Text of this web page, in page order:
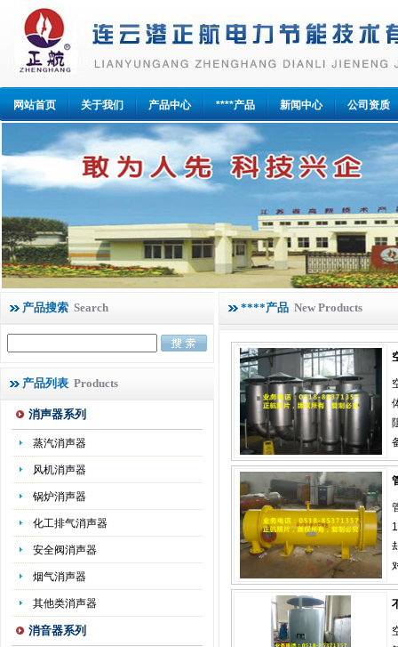
网站首页 关于我们 产品中心 ****产品 新闻中心 公司资质
产品搜索 Search
产品列表 Products
消声器系列
蒸汽消声器
风机消声器
锅炉消声器
化工排气消声器
安全阀消声器
烟气消声器
其他类消声器
消音器系列
****产品 New Products